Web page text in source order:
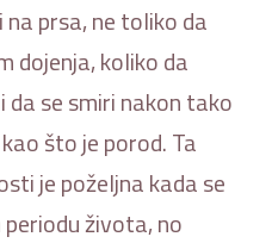
prsa, ne toliko da
dojenja, koliko da
se smiri nakon tako
što je porod. Ta
je poželjna kada se
života, no